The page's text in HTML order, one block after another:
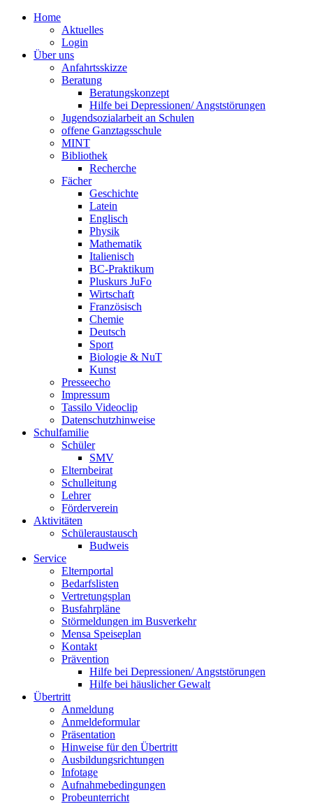
Home
Aktuelles
Login
Über uns
Anfahrtsskizze
Beratung
Beratungskonzept
Hilfe bei Depressionen/ Angststörungen
Jugendsozialarbeit an Schulen
offene Ganztagsschule
MINT
Bibliothek
Recherche
Fächer
Geschichte
Latein
Englisch
Physik
Mathematik
Italienisch
BC-Praktikum
Pluskurs JuFo
Wirtschaft
Französisch
Chemie
Deutsch
Sport
Biologie & NuT
Kunst
Presseecho
Impressum
Tassilo Videoclip
Datenschutzhinweise
Schulfamilie
Schüler
SMV
Elternbeirat
Schulleitung
Lehrer
Förderverein
Aktivitäten
Schüleraustausch
Budweis
Service
Elternportal
Bedarfslisten
Vertretungsplan
Busfahrpläne
Störmeldungen im Busverkehr
Mensa Speiseplan
Kontakt
Prävention
Hilfe bei Depressionen/ Angststörungen
Hilfe bei häuslicher Gewalt
Übertritt
Anmeldung
Anmeldeformular
Präsentation
Hinweise für den Übertritt
Ausbildungsrichtungen
Infotage
Aufnahmebedingungen
Probeunterricht